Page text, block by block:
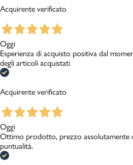
Acquirente verificato
Oggi
Esperienza di acquisto positiva dal
degli articoli acquistati
Acquirente verificato
Oggi
Ottimo prodotto, prezzo assolutamente
puntualità.